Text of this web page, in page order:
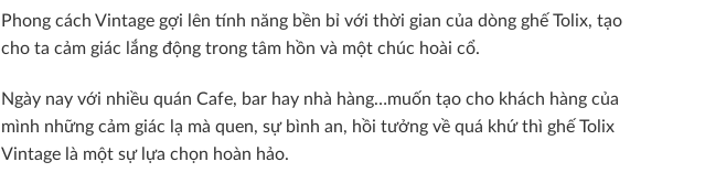
Phong cách Vintage gợi lên tính năng bền bỉ với thời gian của dòng ghế Tolix, tạo
cho ta cảm giác lắng động trong tâm hồn và một chúc hoài cổ.
Ngày nay với nhiều quán Cafe, bar hay nhà hàng…muốn tạo cho khách hàng của
mình những cảm giác lạ mà quen, sự bình an, hồi tưởng về quá khứ thì ghế Tolix
Vintage là một sự lựa chọn hoàn hảo.